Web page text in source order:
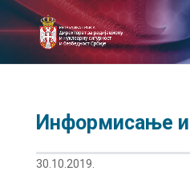
Информисање и
30.10.2019.